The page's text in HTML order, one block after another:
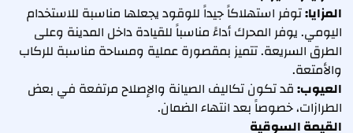
المزايا:توفر استهلاكاً جيداً للوقود يجعلها مناسبة للاستخدام
اليومي. يوفر المحرك أداءً مناسباً للقيادة داخل المدينة وعلى
الطرق السريعة. تتميز بمقصورة عملية ومساحة مناسبة للركاب
والأمتعة.
العيوب:قد تكون تكاليف الصيانة والإصلاح مرتفعة في بعض
الطرازات، خصوصاً بعد انتهاء الضمان.
القيمة السوقية